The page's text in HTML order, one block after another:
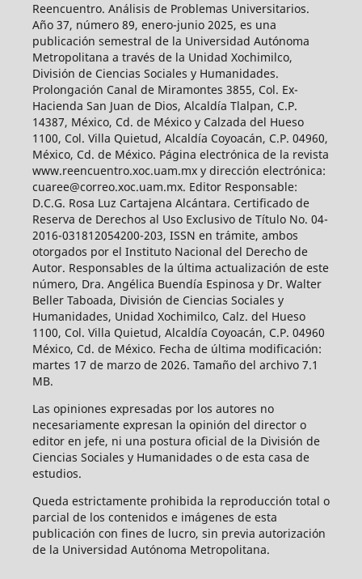
Reencuentro. Análisis de Problemas Universitarios.
Año 37, número 89, enero-junio 2025, es una
publicación semestral de la Universidad Autónoma
Metropolitana a través de la Unidad Xochimilco,
División de Ciencias Sociales y Humanidades.
Prolongación Canal de Miramontes 3855, Col. Ex-
Hacienda San Juan de Dios, Alcaldía Tlalpan, C.P.
14387, México, Cd. de México y Calzada del Hueso
1100, Col. Villa Quietud, Alcaldía Coyoacán, C.P. 04960,
México, Cd. de México. Página electrónica de la revista
www.reencuentro.xoc.uam.mx y dirección electrónica:
cuaree@correo.xoc.uam.mx. Editor Responsable:
D.C.G. Rosa Luz Cartajena Alcántara. Certificado de
Reserva de Derechos al Uso Exclusivo de Título No. 04-
2016-031812054200-203, ISSN en trámite, ambos
otorgados por el Instituto Nacional del Derecho de
Autor. Responsables de la última actualización de este
número, Dra. Angélica Buendía Espinosa y Dr. Walter
Beller Taboada, División de Ciencias Sociales y
Humanidades, Unidad Xochimilco, Calz. del Hueso
1100, Col. Villa Quietud, Alcaldía Coyoacán, C.P. 04960
México, Cd. de México. Fecha de última modificación:
martes 17 de marzo de 2026. Tamaño del archivo 7.1
MB.
Las opiniones expresadas por los autores no
necesariamente expresan la opinión del director o
editor en jefe, ni una postura oficial de la División de
Ciencias Sociales y Humanidades o de esta casa de
estudios.
Queda estrictamente prohibida la reproducción total o
parcial de los contenidos e imágenes de esta
publicación con fines de lucro, sin previa autorización
de la Universidad Autónoma Metropolitana.